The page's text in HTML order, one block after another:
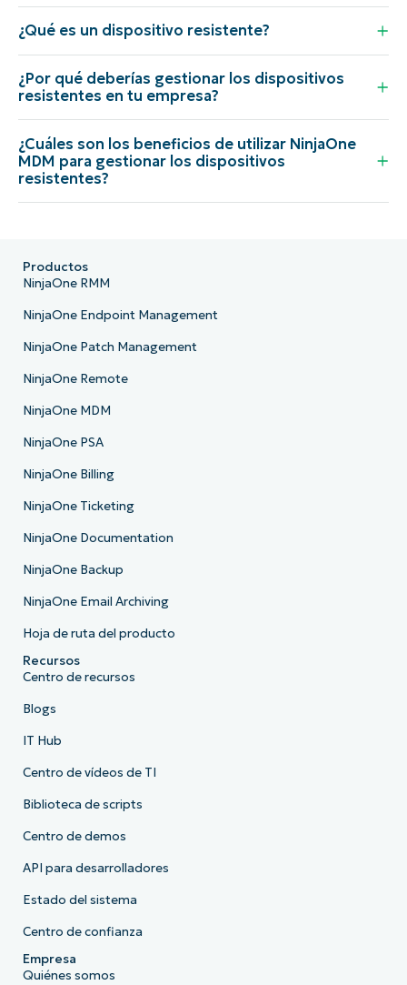
¿Qué es un dispositivo resistente?
¿Por qué deberías gestionar los dispositivos
resistentes en tu empresa?
¿Cuáles son los beneficios de utilizar NinjaOne
MDM para gestionar los dispositivos
resistentes?
Productos
NinjaOne RMM
NinjaOne Endpoint Management
NinjaOne Patch Management
NinjaOne Remote
NinjaOne MDM
NinjaOne PSA
NinjaOne Billing
NinjaOne Ticketing
NinjaOne Documentation
NinjaOne Backup
NinjaOne Email Archiving
Hoja de ruta del producto
Recursos
Centro de recursos
Blogs
IT Hub
Centro de vídeos de TI
Biblioteca de scripts
Centro de demos
API para desarrolladores
Estado del sistema
Centro de confianza
Empresa
Quiénes somos